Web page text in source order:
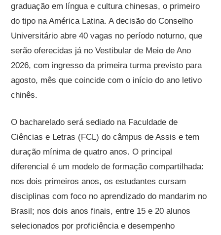
graduação em língua e cultura chinesas, o primeiro
do tipo na América Latina. A decisão do Conselho
Universitário abre 40 vagas no período noturno, que
serão oferecidas já no Vestibular de Meio de Ano
2026, com ingresso da primeira turma previsto para
agosto, mês que coincide com o início do ano letivo
chinês.
O bacharelado será sediado na Faculdade de
Ciências e Letras (FCL) do câmpus de Assis e tem
duração mínima de quatro anos. O principal
diferencial é um modelo de formação compartilhada:
nos dois primeiros anos, os estudantes cursam
disciplinas com foco no aprendizado do mandarim no
Brasil; nos dois anos finais, entre 15 e 20 alunos
selecionados por proficiência e desempenho